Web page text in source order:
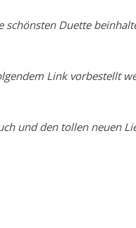
schönsten Duette
Link vorbestellt
und den tollen neuen